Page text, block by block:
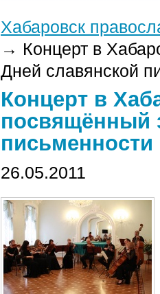
Хабаровск
→ Концерт в
Дней славянской
Концерт в
посвящённый
26.05.2011